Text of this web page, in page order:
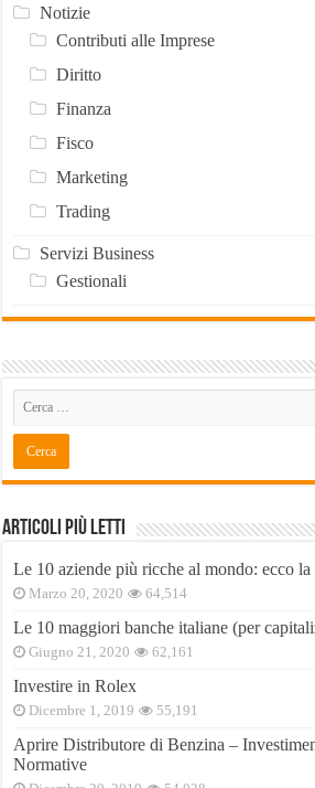
Notizie
Contributi alle Imprese
Diritto
Finanza
Fisco
Marketing
Trading
Servizi Business
Gestionali
Articoli Più Letti
Le 10 aziende più ricche al mondo: ecco la
Marzo 20, 2020 64,514
Le 10 maggiori banche italiane (per
Giugno 21, 2020 62,161
Investire in Rolex
Dicembre 1, 2019 55,191
Aprire Distributore di Benzina –
Normative